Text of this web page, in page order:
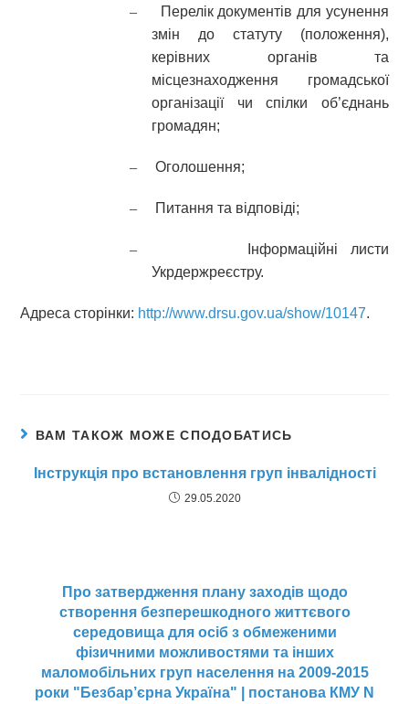
–
Перелік документів для усунення
змін до статуту (положення),
керівних органів та
місцезнаходження громадської
організації чи спілки об’єднань
громадян;
– Оголошення;
– Питання та відповіді;
–
Інформаційні листи
Укрдержреєстру.
Адреса сторінки: http://www.drsu.gov.ua/show/10147.
ВАМ ТАКОЖ МОЖЕ СПОДОБАТИСЬ
Інструкція про встановлення груп інвалідності
29.05.2020
Про затвердження плану заходів щодо
створення безперешкодного життєвого
середовища для осіб з обмеженими
фізичними можливостями та інших
маломобільних груп населення на 2009-2015
роки "Безбар’єрна Україна" | постанова КМУ N